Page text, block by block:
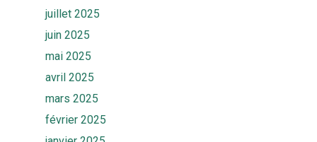
juillet 2025
juin 2025
mai 2025
avril 2025
mars 2025
février 2025